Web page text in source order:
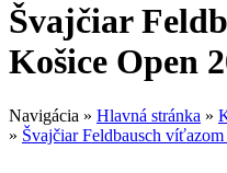
Švajčiar
Košice Open
Navigácia » Hlavná stránka »
» Švajčiar Feldbausch